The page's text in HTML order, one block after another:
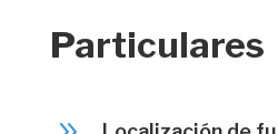
Particulares